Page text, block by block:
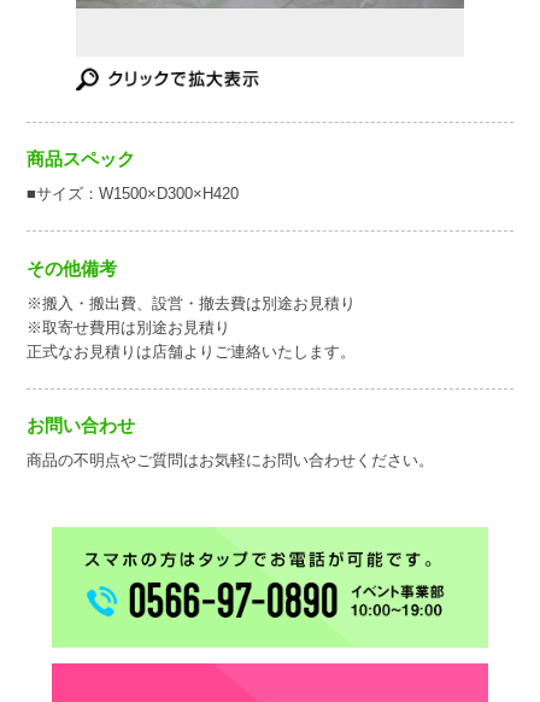
商品スペック
■サイズ：W1500×D300×H420
その他備考
※搬入・搬出費、設営・撤去費は別途お見積り
※取寄せ費用は別途お見積り
正式なお見積りは店舗よりご連絡いたします。
お問い合わせ
商品の不明点やご質問はお気軽にお問い合わせください。